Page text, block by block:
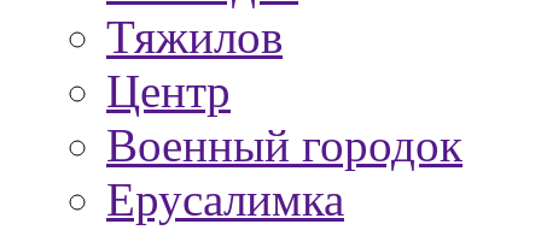
Тяжилов
Центр
Военный городок
Ерусалимка